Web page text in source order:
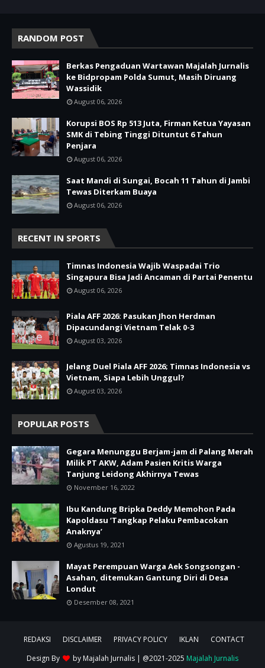
RANDOM POST
Berkas Pengaduan Wartawan Majalah Jurnalis
ke Bidpropam Polda Sumut, Masih Diruang
Wassidik
August 06, 2026
Korupsi BOS Rp 513 Juta, Firman Ketua Yayasan
SMK di Tebing Tinggi Dituntut 6 Tahun
Penjara
August 06, 2026
Saat Mandi di Sungai, Bocah 11 Tahun di Jambi
Tewas Diterkam Buaya
August 06, 2026
RECENT IN SPORTS
Timnas Indonesia Wajib Waspadai Trio
Singapura Bisa Jadi Ancaman di Partai Penentu
August 06, 2026
Piala AFF 2026: Pasukan Jhon Herdman
Dipacundangi Vietnam Telak 0-3
August 03, 2026
Jelang Duel Piala AFF 2026; Timnas Indonesia vs
Vietnam, Siapa Lebih Unggul?
August 03, 2026
POPULAR POSTS
Gegara Menunggu Berjam-jam di Palang Merah
Milik PT AKW, Adam Pasien Kritis Warga
Tanjung Leidong Akhirnya Tewas
November 16, 2022
Ibu Kandung Bripka Deddy Memohon Pada
Kapoldasu ‘Tangkap Pelaku Pembacokan
Anaknya’
Agustus 19, 2021
Mayat Perempuan Warga Aek Songsongan -
Asahan, ditemukan Gantung Diri di Desa
Londut
Desember 08, 2021
REDAKSI DISCLAIMER PRIVACY POLICY IKLAN
CONTACT
Design By
by Majalah Jurnalis | @2021-2025 Majalah Jurnalis